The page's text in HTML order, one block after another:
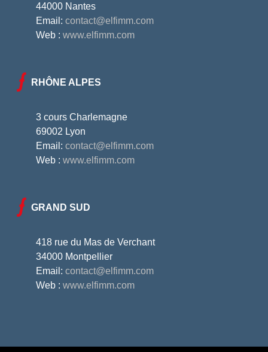
44000 Nantes
Email: contact@elfimm.com
Web : www.elfimm.com
RHÔNE ALPES
3 cours Charlemagne
69002 Lyon
Email: contact@elfimm.com
Web : www.elfimm.com
GRAND SUD
418 rue du Mas de Verchant
34000 Montpellier
Email: contact@elfimm.com
Web : www.elfimm.com